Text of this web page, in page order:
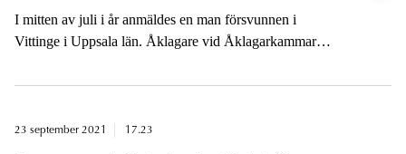
I mitten av juli i år anmäldes en man försvunnen i
Vittinge i Uppsala län. Åklagare vid Åklagarkammaren
anhölls på den lägre misstankegraden skäligen
personerna försattes på fri fot. Nu har åklagaren lagt ner
23 september 2021 17.23